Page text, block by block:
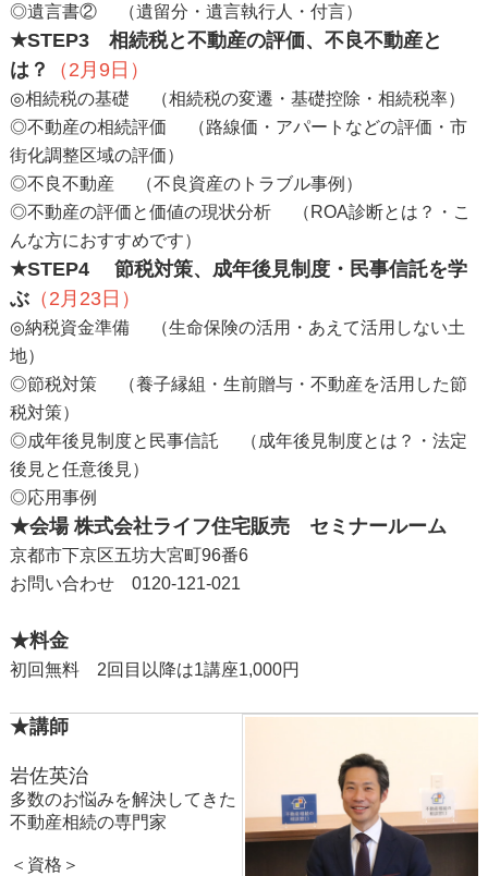
◎遺言書② （遺留分・遺言執行人・付言）
★STEP3 相続税と不動産の評価、不良不動産と
は？
（2月9日）
◎相続税の基礎 （相続税の変遷・基礎控除・相続税率）
◎不動産の相続評価 （路線価・アパートなどの評価・市
街化調整区域の評価）
◎不良不動産 （不良資産のトラブル事例）
◎不動産の評価と価値の現状分析 （ROA診断とは？・こ
んな方におすすめです）
★STEP4 節税対策、成年後見制度・民事信託を学
ぶ（2月23日）
◎納税資金準備 （生命保険の活用・あえて活用しない土
地）
◎節税対策 （養子縁組・生前贈与・不動産を活用した節
税対策）
◎成年後見制度と民事信託 （成年後見制度とは？・法定
後見と任意後見）
◎応用事例
★会場 株式会社ライフ住宅販売 セミナールーム
京都市下京区五坊大宮町96番6
お問い合わせ 0120-121-021
★料金
初回無料 2回目以降は1講座1,000円
★講師
岩佐英治
多数のお悩みを解決してきた
不動産相続の専門家
＜資格＞